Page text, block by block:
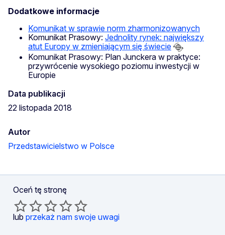
Dodatkowe informacje
Komunikat w sprawie norm zharmonizowanych
Komunikat Prasowy: Jednolity rynek: największy
atut Europy w zmieniającym się świecie
Komunikat Prasowy: Plan Junckera w praktyce:
przywrócenie wysokiego poziomu inwestycji w
Europie
Data publikacji
22 listopada 2018
Autor
Przedstawicielstwo w Polsce
Oceń tę stronę
lub przekaż nam swoje uwagi